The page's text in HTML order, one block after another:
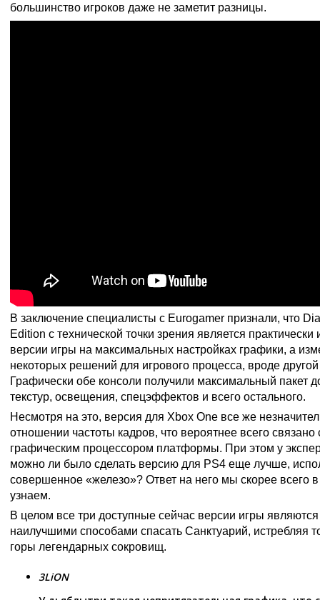
большинство игроков даже не заметит разницы.
В заключение специалисты с Eurogamer признали, что
Edition с технической точки зрения является
версии игры на максимальных настройках графики, а
некоторых решений для игрового процесса, вроде
Графически обе консоли получили максимальный пакет
текстур, освещения, спецэффектов и всего остального.
Несмотря на это, версия для Xbox One все же
отношении частоты кадров, что вероятнее всего
графическим процессором платформы. При этом у
можно ли было сделать версию для PS4 еще лучше,
совершенное «железо»? Ответ на него мы скорее всего
узнаем.
В целом все три доступные сейчас версии игры
наилучшими способами спасать Санктуарий, истребляя
горы легендарных сокровищ.
3LiON